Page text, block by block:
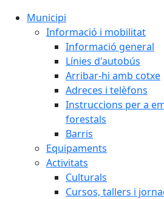
Municipi
Informació i mobilitat
Informació general
Línies d'autobús
Arribar-hi amb cotxe
Adreces i telèfons
Instruccions per a
forestals
Barris
Equipaments
Activitats
Culturals
Cursos, tallers i